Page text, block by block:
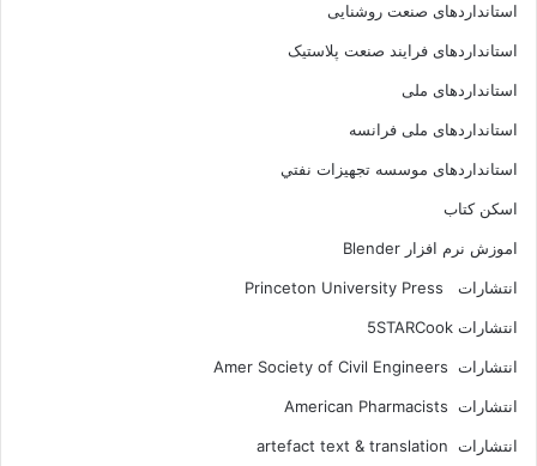
استانداردهای صنعت روشنایی
استانداردهای فرايند صنعت پلاستيک
استانداردهای ملی
استانداردهای ملی فرانسه
استانداردهای موسسه تجهيزات نفتي
اسکن کتاب
اموزش نرم افزار Blender
انتشارات Princeton University Press
انتشارات ‎ 5STARCook
انتشارات Amer Society of Civil Engineers
انتشارات American Pharmacists
انتشارات artefact text & translation